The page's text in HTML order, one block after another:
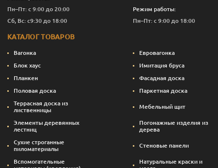
Пн–Пт: с 9:00 до 20:00
Сб, Вс: с9:30 до 18:00
Режим работы:
Пн–Пт: с 9:00 до 18:00
КАТАЛОГ ТОВАРОВ
Вагонка
Евровагонка
Блок хаус
Имитация бруса
Планкен
Фасадная доска
Половая доска
Паркетная доска
Террасная доска из
лиственницы
Мебельный щит
Элементы деревянных
лестниц
Погонажные изделия из
дерева
Сухие строганные
пиломатериалы
Стеновые панели
Вспомогательные
Натуральные краски и